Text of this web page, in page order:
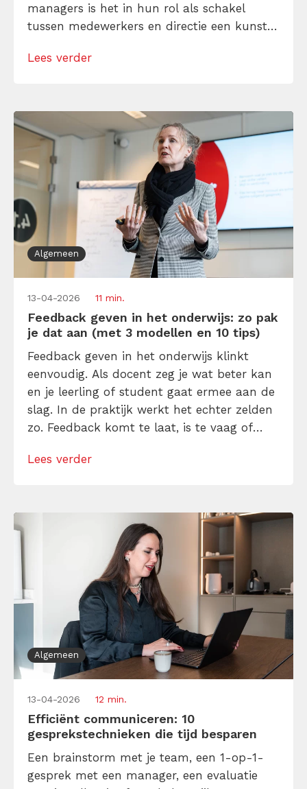
managers is het in hun rol als schakel
tussen medewerkers en directie een kunst
zonder te kwetsen. Daarom deze EHBO-gids
vormt dat jullie […]
Lees verder
Algemeen
13-04-2026 11 min.
Feedback geven in het onderwijs: zo pak
je dat aan (met 3 modellen en 10 tips)
Feedback geven in het onderwijs klinkt
eenvoudig. Als docent zeg je wat beter kan
en je leerling of student gaat ermee aan de
slag. In de praktijk werkt het echter zelden
zo. Feedback komt te laat, is te vaag of
is als hulp. En dat is zonde, want feedback
Lees verder
Algemeen
13-04-2026 12 min.
Efficiënt communiceren: 10
gesprekstechnieken die tijd besparen
Een brainstorm met je team, een 1-op-1-
gesprek met een manager, een evaluatie